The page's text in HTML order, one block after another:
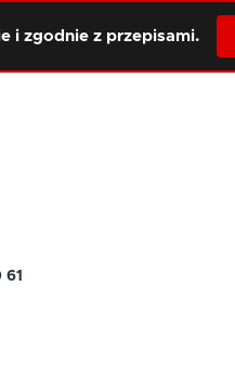
i zgodnie z przepisami.